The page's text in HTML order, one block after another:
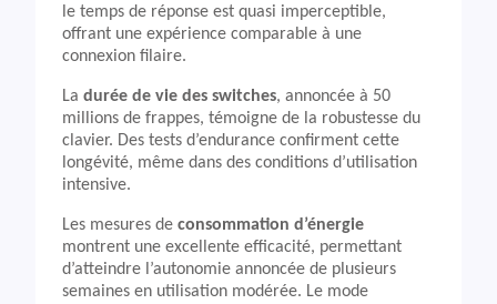
le temps de réponse est quasi imperceptible,
offrant une expérience comparable à une
connexion filaire.
La durée de vie des switches, annoncée à 50
millions de frappes, témoigne de la robustesse du
clavier. Des tests d’endurance confirment cette
longévité, même dans des conditions d’utilisation
intensive.
Les mesures de consommation d’énergie
montrent une excellente efficacité, permettant
d’atteindre l’autonomie annoncée de plusieurs
semaines en utilisation modérée. Le mode